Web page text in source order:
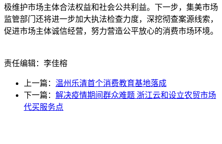
极维护市场主体合法权益和社会公共利益。下一步，集美市场
监管部门还将进一步加大执法检查力度，深挖彻查案源线索，
促进市场主体诚信经营，努力营造公平放心的消费市场环境。
责任编辑：李佳榕
上一篇： 温州乐清首个消费教育基地落成
下一篇： 解决疫情期间群众难题 浙江云和设立农贸市场
代买服务点